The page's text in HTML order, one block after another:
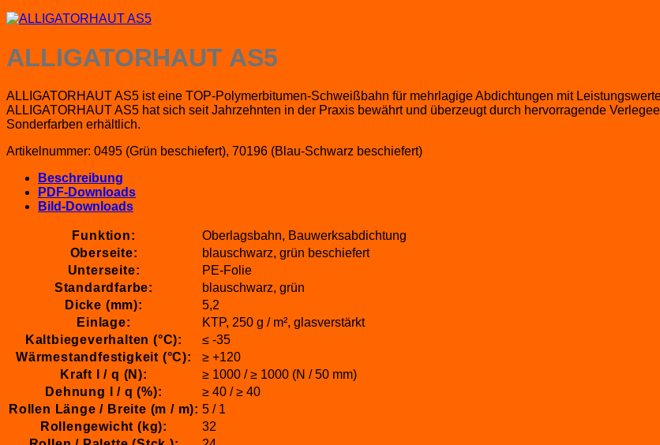
ALLIGATORHAUT AS5
ALLIGATORHAUT AS5 ist eine TOP-Polymerbitumen-Schweißbahn für mehrlagige Abdichtungen mit
ALLIGATORHAUT AS5 hat sich seit Jahrzehnten in der Praxis bewährt und überzeugt durch hervorragende
Sonderfarben erhältlich.
Artikelnummer: 0495 (Grün beschiefert), 70196 (Blau-Schwarz beschiefert)
Beschreibung
PDF-Downloads
Bild-Downloads
Funktion:
Oberlagsbahn, Bauwerksabdichtung
Oberseite:
blauschwarz, grün beschiefert
Unterseite:
PE-Folie
Standardfarbe:
blauschwarz, grün
Dicke (mm):
5,2
Einlage:
KTP, 250 g / m², glasverstärkt
Kaltbiegeverhalten (°C):
≤ -35
Wärmestandfestigkeit (°C):
≥ +120
Kraft l / q (N):
≥ 1000 / ≥ 1000 (N / 50 mm)
Dehnung l / q (%):
≥ 40 / ≥ 40
Rollen Länge / Breite (m / m): 5 / 1
Rollengewicht (kg):
32